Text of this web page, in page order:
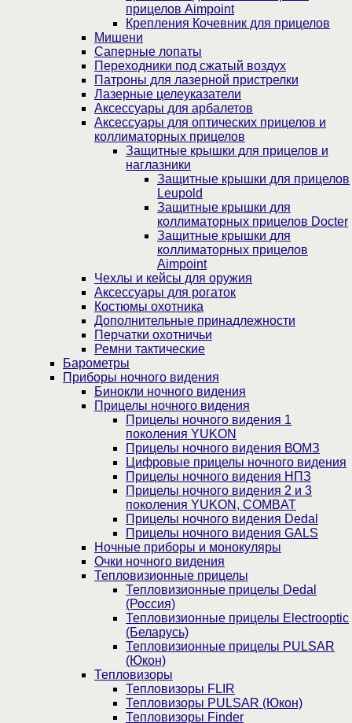
прицелов Aimpoint
Крепления Кочевник для прицелов
Мишени
Саперные лопаты
Переходники под сжатый воздух
Патроны для лазерной пристрелки
Лазерные целеуказатели
Аксессуары для арбалетов
Аксессуары для оптических прицелов и
коллиматорных прицелов
Защитные крышки для прицелов и
наглазники
Защитные крышки для прицелов
Leupold
Защитные крышки для
коллиматорных прицелов Docter
Защитные крышки для
коллиматорных прицелов
Aimpoint
Чехлы и кейсы для оружия
Аксессуары для рогаток
Костюмы охотника
Дополнительные принадлежности
Перчатки охотничьи
Ремни тактические
Барометры
Приборы ночного видения
Бинокли ночного видения
Прицелы ночного видения
Прицелы ночного видения 1
поколения YUKON
Прицелы ночного видения ВОМЗ
Цифровые прицелы ночного видения
Прицелы ночного видения НПЗ
Прицелы ночного видения 2 и 3
поколения YUKON, COMBAT
Прицелы ночного видения Dedal
Прицелы ночного видения GALS
Ночные приборы и монокуляры
Очки ночного видения
Тепловизионные прицелы
Тепловизионные прицелы Dedal
(Россия)
Тепловизионные прицелы Electrooptic
(Беларусь)
Тепловизионные прицелы PULSAR
(Юкон)
Тепловизоры
Тепловизоры FLIR
Тепловизоры PULSAR (Юкон)
Тепловизоры Finder